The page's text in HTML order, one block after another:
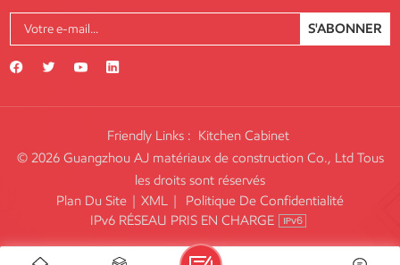
S'ABONNER
Friendly Links : Kitchen Cabinet
© 2026 Guangzhou AJ matériaux de construction Co., Ltd Tous
les droits sont réservés
Plan Du Site | XML |
Politique De Confidentialité
IPv6 RÉSEAU PRIS EN CHARGE